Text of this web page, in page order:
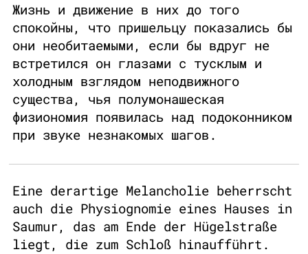
Жизнь и движение в них до того
спокойны, что пришельцу показались бы
они необитаемыми, если бы вдруг не
встретился он глазами с тусклым и
холодным взглядом неподвижного
существа, чья полумонашеская
физиономия появилась над подоконником
при звуке незнакомых шагов.
Eine derartige Melancholie beherrscht
auch die Physiognomie eines Hauses in
Saumur, das am Ende der Hügelstraße
liegt, die zum Schloß hinaufführt.